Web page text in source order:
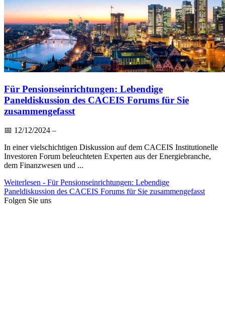
Für Pensionseinrichtungen: Lebendige
Paneldiskussion des CACEIS Forums für Sie
zusammengefasst
📅 12/12/2024 –
In einer vielschichtigen Diskussion auf dem CACEIS Institutionelle
Investoren Forum beleuchteten Experten aus der Energiebranche,
dem Finanzwesen und ...
Weiterlesen - Für Pensionseinrichtungen: Lebendige
Paneldiskussion des CACEIS Forums für Sie zusammengefasst
Folgen Sie uns